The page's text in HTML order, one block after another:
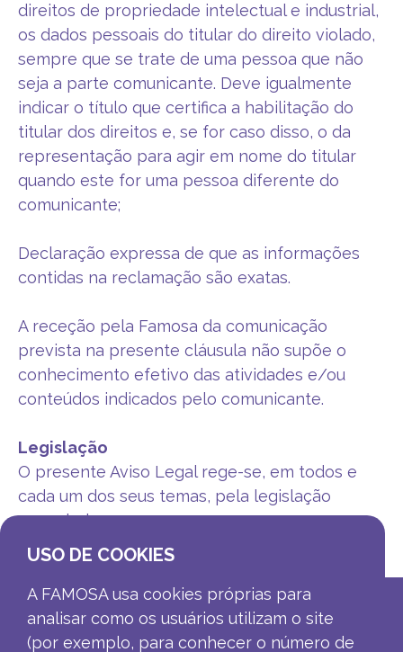
direitos de propriedade intelectual e industrial,
os dados pessoais do titular do direito violado,
sempre que se trate de uma pessoa que não
seja a parte comunicante. Deve igualmente
indicar o título que certifica a habilitação do
titular dos direitos e, se for caso disso, o da
representação para agir em nome do titular
quando este for uma pessoa diferente do
comunicante;
Declaração expressa de que as informações
contidas na reclamação são exatas.
A receção pela Famosa da comunicação
prevista na presente cláusula não supõe o
conhecimento efetivo das atividades e/ou
conteúdos indicados pelo comunicante.
Legislação
O presente Aviso Legal rege-se, em todos e
cada um dos seus temas, pela legislação
espanhola.
USO DE COOKIES
A FAMOSA usa cookies próprias para
analisar como os usuários utilizam o site
(por exemplo, para conhecer o número de